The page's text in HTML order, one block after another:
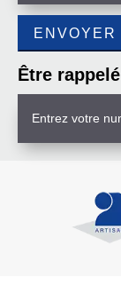
Être rappelé